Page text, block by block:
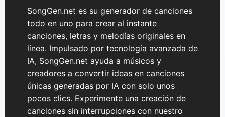
SongGen.net es su generador de canciones
todo en uno para crear al instante
canciones, letras y melodías originales en
línea. Impulsado por tecnología avanzada de
IA, SongGen.net ayuda a músicos y
creadores a convertir ideas en canciones
únicas generadas por IA con solo unos
pocos clics. Experimente una creación de
canciones sin interrupciones con nuestro